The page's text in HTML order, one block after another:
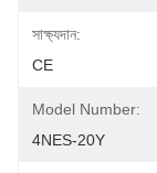
সাক্ষ্যদান:
CE
Model Number:
4NES-20Y